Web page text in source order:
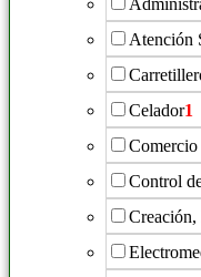
Atención
Celador1
Control